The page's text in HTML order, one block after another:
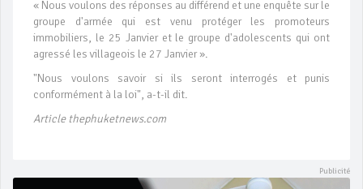
« Nous voulons des réponses au différend et une enquête sur le
groupe d'armée qui est venu protéger les promoteurs
immobiliers, le 25 Janvier et le groupe d'adolescents qui ont
agressé les villageois le 27 Janvier ».
"Nous voulons savoir si ils seront interrogés et punis
conformément à la loi", a-t-il dit.
Article thephuketnews.com